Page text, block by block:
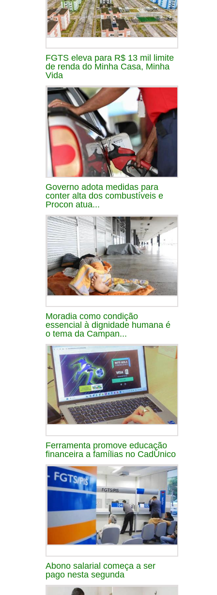
FGTS eleva para R$ 13 mil limite
de renda do Minha Casa, Minha
Vida
Governo adota medidas para
conter alta dos combustíveis e
Procon atua...
Moradia como condição
essencial à dignidade humana é
o tema da Campan...
Ferramenta promove educação
financeira a famílias no CadÚnico
Abono salarial começa a ser
pago nesta segunda